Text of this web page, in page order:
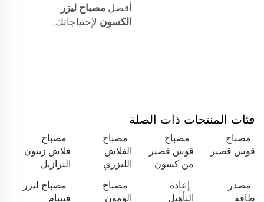
أفضل مصباح ليزر
الكسون لإحتياجاتك.
فئات المنتجات ذات الصلة
مصباح
قوس قصير
مصباح
قوس قصير
من كسون
مصباح
الفلاش
الليزري
مصباح
فلاش زينون
البرازيل
مصدر
طاقة
إعادة
التأهيل
مصباح
الومون
مصباح ليزر
فيتنام